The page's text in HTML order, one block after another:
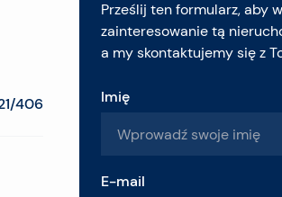
pytania
406
Prześlij ten formularz, aby
zainteresowanie tą
a my skontaktujemy się z
Imię
E-mail